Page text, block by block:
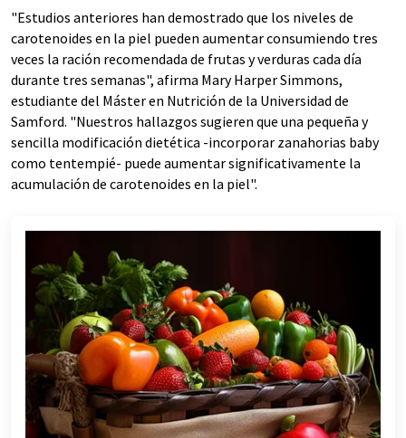
"Estudios anteriores han demostrado que los niveles de
carotenoides en la piel pueden aumentar consumiendo tres
veces la ración recomendada de frutas y verduras cada día
durante tres semanas", afirma Mary Harper Simmons,
estudiante del Máster en Nutrición de la Universidad de
Samford. "Nuestros hallazgos sugieren que una pequeña y
sencilla modificación dietética -incorporar zanahorias baby
como tentempié- puede aumentar significativamente la
acumulación de carotenoides en la piel".